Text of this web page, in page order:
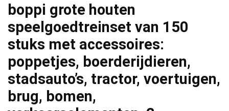
boppi grote houten
speelgoedtreinset van 150
stuks met accessoires:
poppetjes, boerderijdieren,
stadsauto’s, tractor, voertuigen,
brug, bomen,